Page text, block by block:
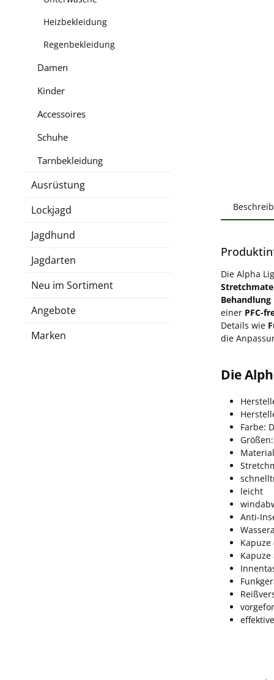
Heizbekleidung
Regenbekleidung
Damen
Kinder
Accessoires
Schuhe
Tarnbekleidung
Ausrüstung
Lockjagd
Jagdhund
Jagdarten
Neu im Sortiment
Angebote
Marken
Die Alpha
Behandlung
einer PFC-
Details wie
die
Die
Farbe:
leicht
Anti-